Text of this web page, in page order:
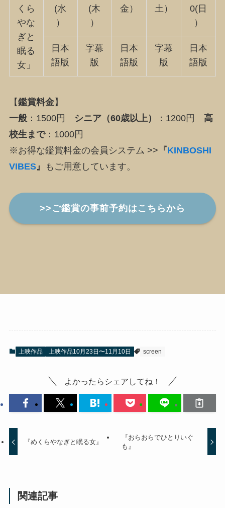
くら
やな
ぎと
眠る
女」
(水
）
(木
）
金）
土）
0(日
）
日本
語版
字幕
版
日本
語版
字幕
版
日本
語版
【鑑賞料金】
一般：1500円 シニア（60歳以上） ：1200円 高
校生まで：1000円
※お得な鑑賞料金の会員システム >> 『KINBOSHI
VIBES』 もご用意しています。
>>ご鑑賞の事前予約はこちらから
上映作品 上映作品10月23日〜11月10日 screen
よかったらシェアしてね！
『めくらやなぎと眠る女』
『おらおらでひとりいぐ
も』
関連記事